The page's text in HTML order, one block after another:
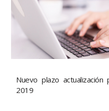
Nuevo plazo
2019